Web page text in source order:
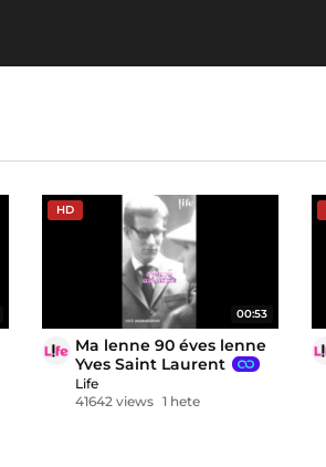
HD
00:53
Ma lenne 90 éves lenne
Yves Saint Laurent
Life
41642 views 1 hete